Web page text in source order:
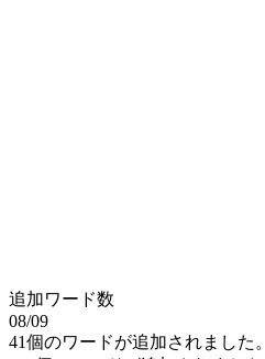
追加ワード数
08/09
41個のワードが追加されました。